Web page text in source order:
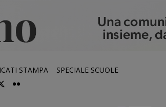
STAMPA SPECIALE SCUOLE